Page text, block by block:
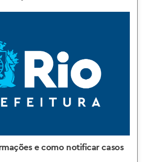
e como notificar casos